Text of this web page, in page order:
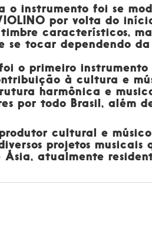
o instrumento foi se
por volta do
característicos,
se tocar dependendo
o primeiro
à cultura e
harmônica e
por todo Brasil, além
cultural e
projetos musicais
atualmente